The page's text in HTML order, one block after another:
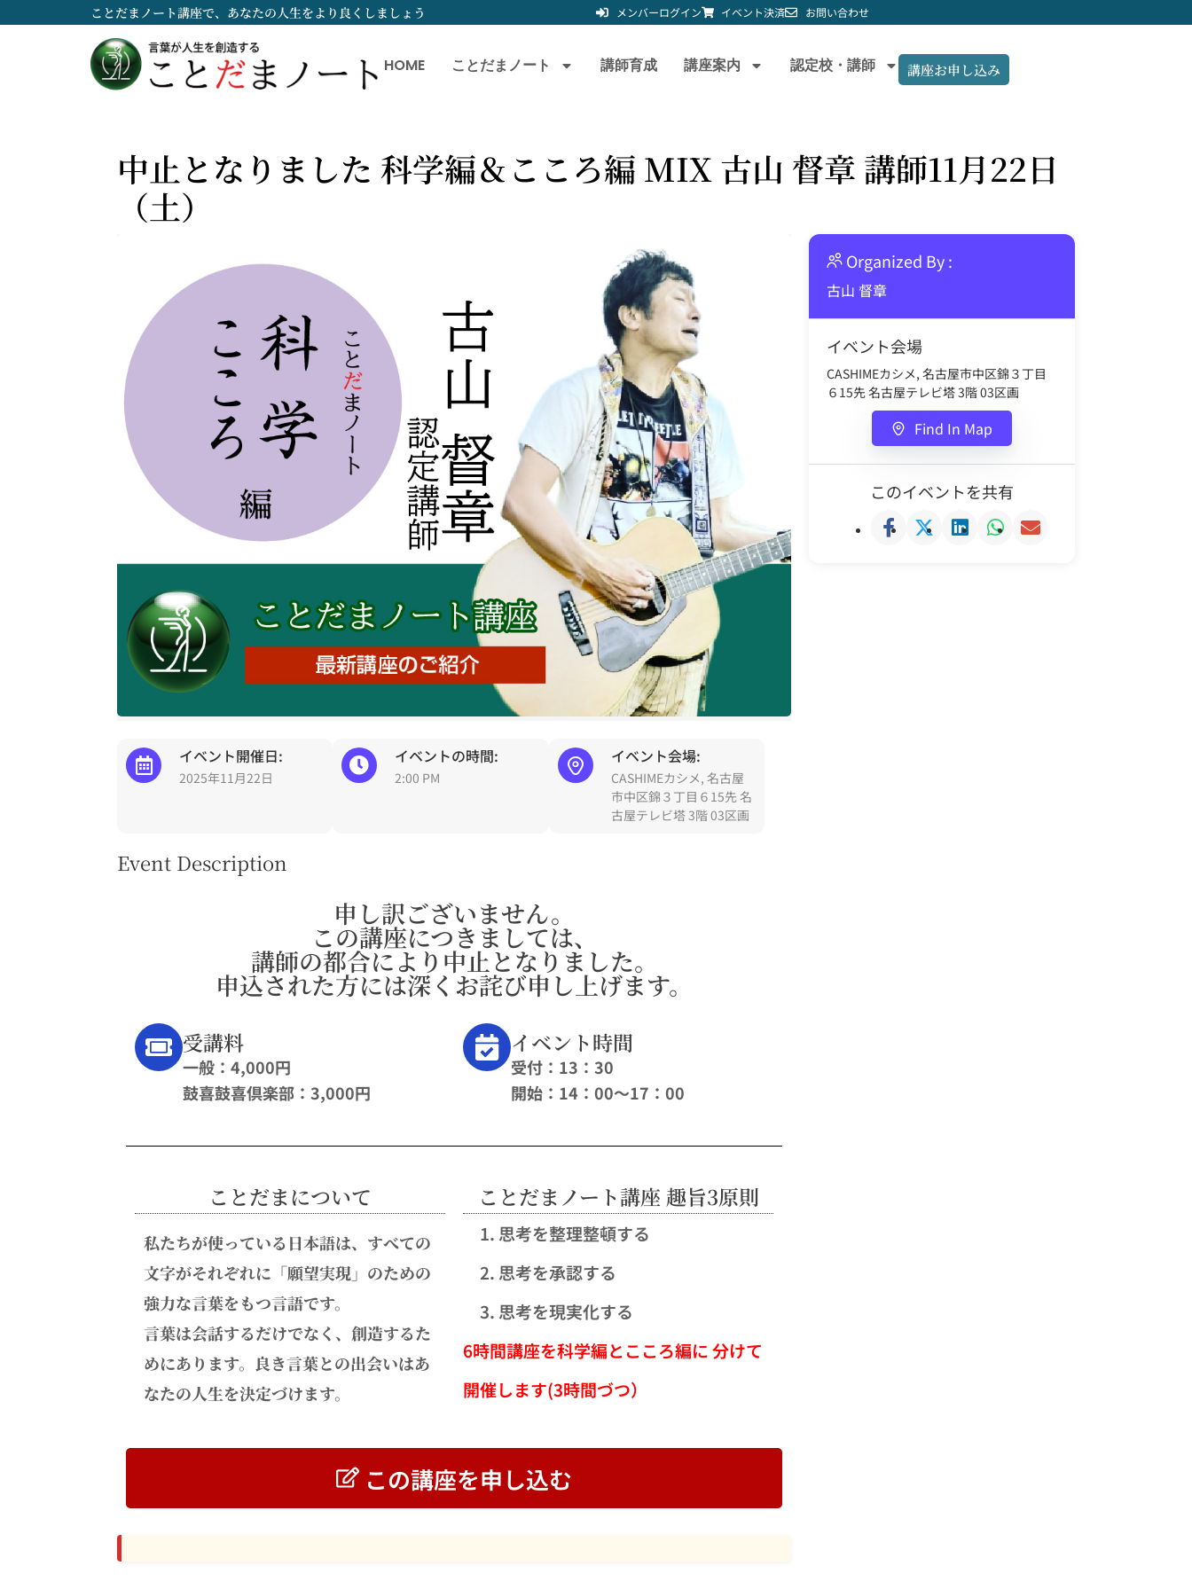
ことだまノート講座で、あなたの人生をより良くしましょう メンバーログイン イベント決済 お問い合わせ
HOME ことだまノート 講師育成 講座案内 認定校・講師 講座お申し込み
中止となりました 科学編＆こころ編 MIX 古山 督章 講師11月22日
（土）
イベント開催日:
2025年11月22日
イベントの時間:
2:00 PM
イベント会場:
CASHIMEカシメ, 名古屋
市中区錦３丁目６15先 名
古屋テレビ塔 3階 03区画
Event Description
申し訳ございません。
この講座につきましては、
講師の都合により中止となりました。
申込された方には深くお詫び申し上げます。
受講料
一般：4,000円
鼓喜鼓喜倶楽部：3,000円
イベント時間
受付：13：30
開始：14：00〜17：00
ことだまについて
私たちが使っている日本語は、すべての
文字がそれぞれに「願望実現」のための
強力な言葉をもつ言語です。
言葉は会話するだけでなく、創造するた
めにあります。良き言葉との出会いはあ
なたの人生を決定づけます。
ことだまノート講座 趣旨3原則
思考を整理整頓する
思考を承認する
思考を現実化する
6時間講座を科学編とこころ編に 分けて
開催します(3時間づつ）
この講座を申し込む
Organized By :
古山 督章
イベント会場
CASHIMEカシメ, 名古屋市中区錦３丁目
６15先 名古屋テレビ塔 3階 03区画
Find In Map
このイベントを共有